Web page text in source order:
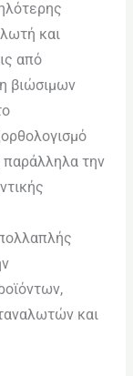
και
από
βιώσιμων
την
και